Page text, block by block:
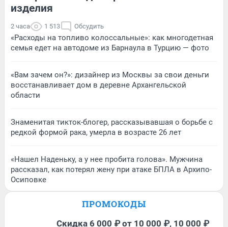
изделия
2 часа 1 513 Обсудить
«Расходы на топливо колоссальные»: как многодетная
семья едет на автодоме из Барнаула в Турцию — фото
«Вам зачем он?»: дизайнер из Москвы за свои деньги
восстанавливает дом в деревне Архангельской
области
Знаменитая тикток-блогер, рассказывавшая о борьбе с
редкой формой рака, умерла в возрасте 26 лет
«Нашел Наденьку, а у нее пробита голова». Мужчина
рассказал, как потерял жену при атаке БПЛА в Архипо-
Осиповке
ПРОМОКОДЫ
Скидка 6 000 ₽ от 10 000 ₽, 10 000 ₽